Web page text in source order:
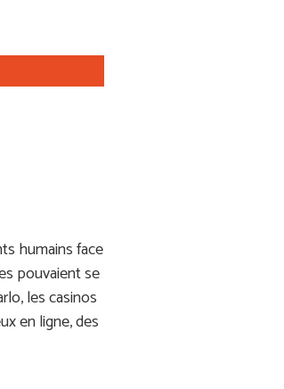
humains face
pouvaient se
les casinos
en ligne, des